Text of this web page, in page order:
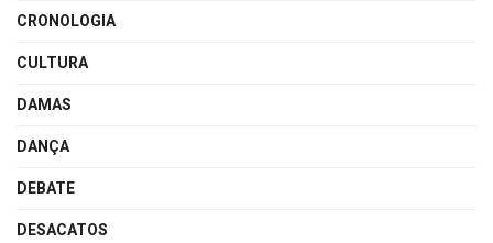
CRONOLOGIA
CULTURA
DAMAS
DANÇA
DEBATE
DESACATOS